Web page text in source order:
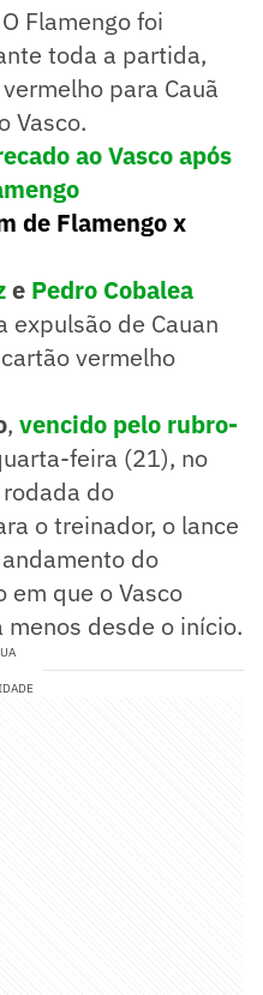
Flamengo foi
toda a partida,
para Cauã
Vasco.
ao Vasco após
de Flamengo x
e Pedro Cobalea
expulsão de Cauan
vermelho
, vencido pelo rubro-
feira (21), no
do
o treinador, o lance
do
em que o Vasco
desde o início.